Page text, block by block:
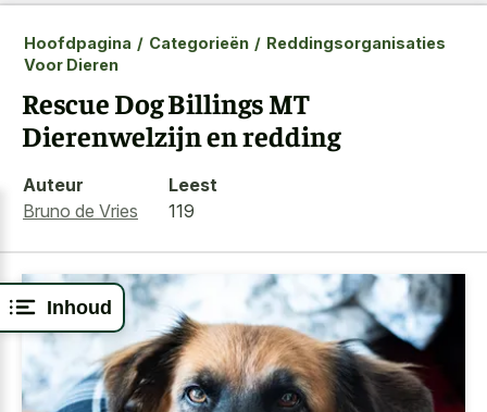
Inhoud
Hoofdpagina / Categorieën / Reddingsorganisaties
Voor Dieren
Rescue Dog Billings MT
Dierenwelzijn en redding
Auteur
Bruno de Vries
Leest
119